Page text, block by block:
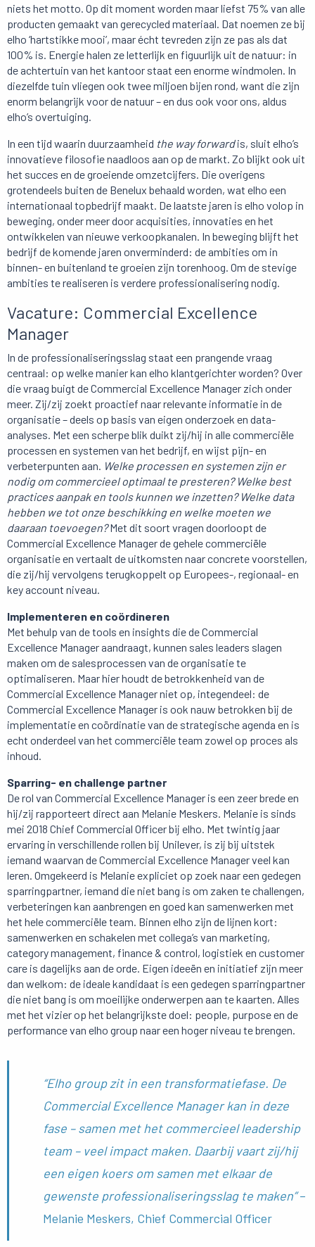
niets het motto. Op dit moment worden maar liefst 75% van alle
producten gemaakt van gerecycled materiaal. Dat noemen ze bij
elho ‘hartstikke mooi’, maar écht tevreden zijn ze pas als dat
100% is. Energie halen ze letterlijk en figuurlijk uit de natuur: in
de achtertuin van het kantoor staat een enorme windmolen. In
diezelfde tuin vliegen ook twee miljoen bijen rond, want die zijn
enorm belangrijk voor de natuur – en dus ook voor ons, aldus
elho’s overtuiging.
In een tijd waarin duurzaamheid the way forwardis, sluit elho’s
innovatieve filosofie naadloos aan op de markt. Zo blijkt ook uit
het succes en de groeiende omzetcijfers. Die overigens
grotendeels buiten de Benelux behaald worden, wat elho een
internationaal topbedrijf maakt. De laatste jaren is elho volop in
beweging, onder meer door acquisities, innovaties en het
ontwikkelen van nieuwe verkoopkanalen. In beweging blijft het
bedrijf de komende jaren onverminderd: de ambities om in
binnen- en buitenland te groeien zijn torenhoog. Om de stevige
ambities te realiseren is verdere professionalisering nodig.
Vacature: Commercial Excellence
Manager
In de professionaliseringsslag staat een prangende vraag
centraal: op welke manier kan elho klantgerichter worden? Over
die vraag buigt de Commercial Excellence Manager zich onder
meer. Zij/zij zoekt proactief naar relevante informatie in de
organisatie – deels op basis van eigen onderzoek en data-
analyses. Met een scherpe blik duikt zij/hij in alle commerciële
processen en systemen van het bedrijf, en wijst pijn- en
verbeterpunten aan. Welke processen en systemen zijn er
nodig om commercieel optimaal te presteren? Welke best
practices aanpak en tools kunnen we inzetten? Welke data
hebben we tot onze beschikking en welke moeten we
daaraan toevoegen?Met dit soort vragen doorloopt de
Commercial Excellence Manager de gehele commerciële
organisatie en vertaalt de uitkomsten naar concrete voorstellen,
die zij/hij vervolgens terugkoppelt op Europees-, regionaal- en
key account niveau.
Implementeren en coördineren
Met behulp van de tools en insights die de Commercial
Excellence Manager aandraagt, kunnen sales leaders slagen
maken om de salesprocessen van de organisatie te
optimaliseren. Maar hier houdt de betrokkenheid van de
Commercial Excellence Manager niet op, integendeel: de
Commercial Excellence Manager is ook nauw betrokken bij de
implementatie en coördinatie van de strategische agenda en is
echt onderdeel van het commerciële team zowel op proces als
inhoud.
Sparring- en challenge partner
De rol van Commercial Excellence Manager is een zeer brede en
hij/zij rapporteert direct aan Melanie Meskers. Melanie is sinds
mei 2018 Chief Commercial Officer bij elho. Met twintig jaar
ervaring in verschillende rollen bij Unilever, is zij bij uitstek
iemand waarvan de Commercial Excellence Manager veel kan
leren. Omgekeerd is Melanie expliciet op zoek naar een gedegen
sparringpartner, iemand die niet bang is om zaken te challengen,
verbeteringen kan aanbrengen en goed kan samenwerken met
het hele commerciële team. Binnen elho zijn de lijnen kort:
samenwerken en schakelen met collega’s van marketing,
category management, finance & control, logistiek en customer
care is dagelijks aan de orde. Eigen ideeën en initiatief zijn meer
dan welkom: de ideale kandidaat is een gedegen sparringpartner
die niet bang is om moeilijke onderwerpen aan te kaarten. Alles
met het vizier op het belangrijkste doel: people, purpose en de
performance van elho group naar een hoger niveau te brengen.
“Elho group zit in een transformatiefase. De
Commercial Excellence Manager kan in deze
fase – samen met het commercieel leadership
team – veel impact maken. Daarbij vaart zij/hij
een eigen koers om samen met elkaar de
gewenste professionaliseringsslag te maken”–
Melanie Meskers, Chief Commercial Officer